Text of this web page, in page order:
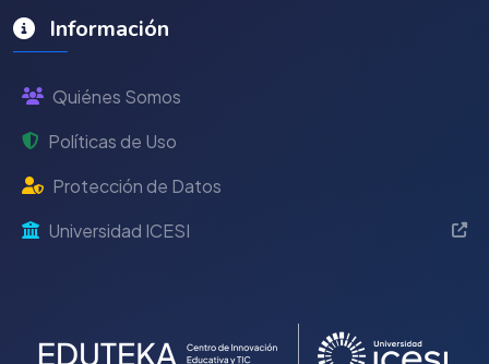
Información
Quiénes Somos
Políticas de Uso
Protección de Datos
Universidad ICESI